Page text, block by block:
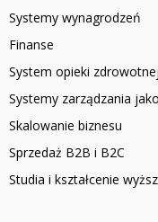
Systemy wynagrodzeń
Finanse
System opieki
Systemy zarządzania
Skalowanie biznesu
Sprzedaż B2B i B2C
Studia i kształcenie